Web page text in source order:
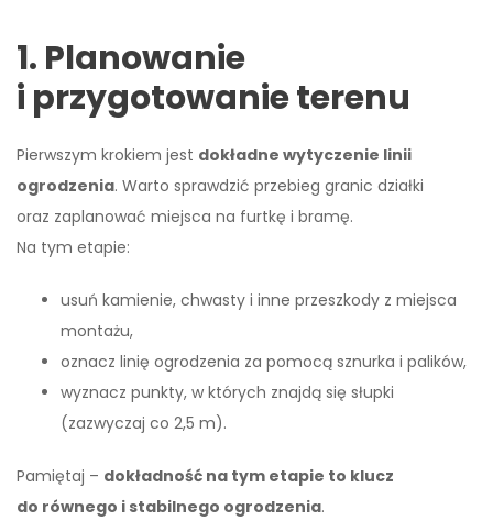
1. Planowanie
i przygotowanie terenu
Pierwszym krokiem jest dokładne wytyczenie linii
ogrodzenia. Warto sprawdzić przebieg granic działki
oraz zaplanować miejsca na furtkę i bramę.
Na tym etapie:
usuń kamienie, chwasty i inne przeszkody z miejsca
montażu,
oznacz linię ogrodzenia za pomocą sznurka i palików,
wyznacz punkty, w których znajdą się słupki
(zazwyczaj co 2,5 m).
Pamiętaj – dokładność na tym etapie to klucz
do równego i stabilnego ogrodzenia.